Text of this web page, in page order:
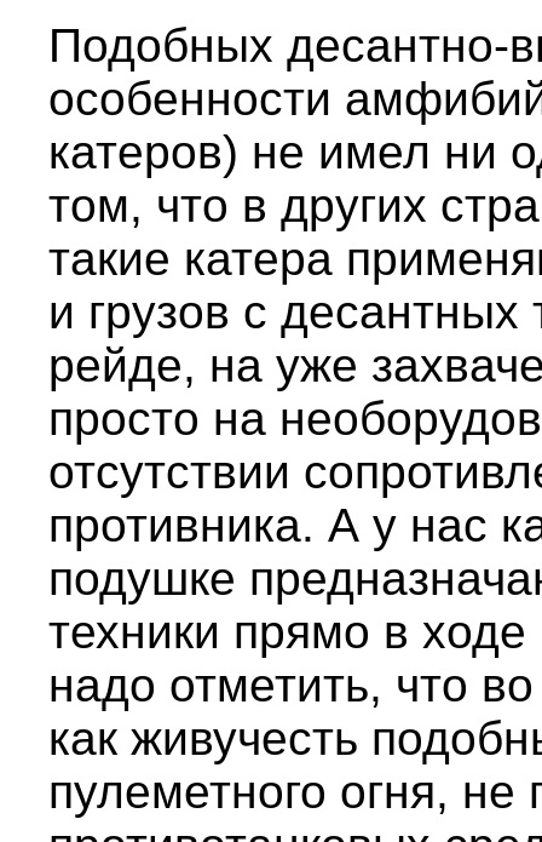
Подобных десантно-
особенности
катеров) не имел ни
том, что в других
такие катера
и грузов с
рейде, на уже
просто на
отсутствии
противника. А у нас
подушке
техники прямо в
надо отметить, что
как живучесть
пулеметного огня, не